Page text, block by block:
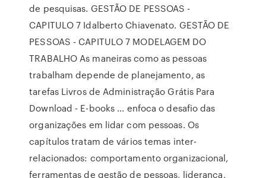
de pesquisas. GESTÃO DE PESSOAS -
CAPITULO 7 Idalberto Chiavenato. GESTÃO DE
PESSOAS - CAPITULO 7 MODELAGEM DO
TRABALHO As maneiras como as pessoas
trabalham depende de planejamento, as
tarefas Livros de Administração Grátis Para
Download - E-books ... enfoca o desafio das
organizações em lidar com pessoas. Os
capítulos tratam de vários temas inter-
relacionados: comportamento organizacional,
ferramentas de gestão de pessoas, liderança,